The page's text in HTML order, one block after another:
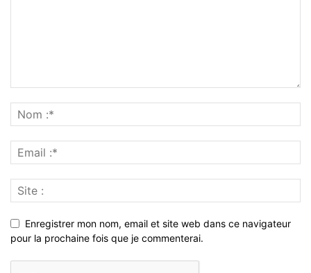
Enregistrer mon nom, email et site web dans ce navigateur
pour la prochaine fois que je commenterai.